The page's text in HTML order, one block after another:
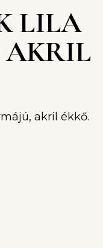
LILA
AKRIL
akril ékkő.